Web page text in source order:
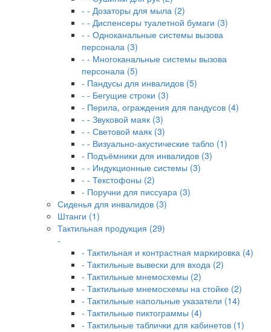
- - Дозаторы для мыла (2)
- - Диспенсеры туалетной бумаги (3)
- - Одноканальные системы вызова
персонала (3)
- - Многоканальные системы вызова
персонала (5)
- Пандусы для инвалидов (5)
- - Бегущие строки (3)
- Перила, ограждения для пандусов (4)
- - Звуковой маяк (3)
- - Световой маяк (3)
- - Визуально-акустические табло (1)
- Подъёмники для инвалидов (3)
- - Индукционные системы (3)
- - Текстофоны (2)
- Поручни для писсуара (3)
Сиденья для инвалидов (3)
Штанги (1)
Тактильная продукция (29)
-
- Тактильная и контрастная маркировка (4)
- Тактильные вывески для входа (2)
- Тактильные мнемосхемы (2)
- Тактильные мнемосхемы на стойке (2)
- Тактильные напольные указатели (14)
- Тактильные пиктограммы (4)
- Тактильные таблички для кабинетов (1)